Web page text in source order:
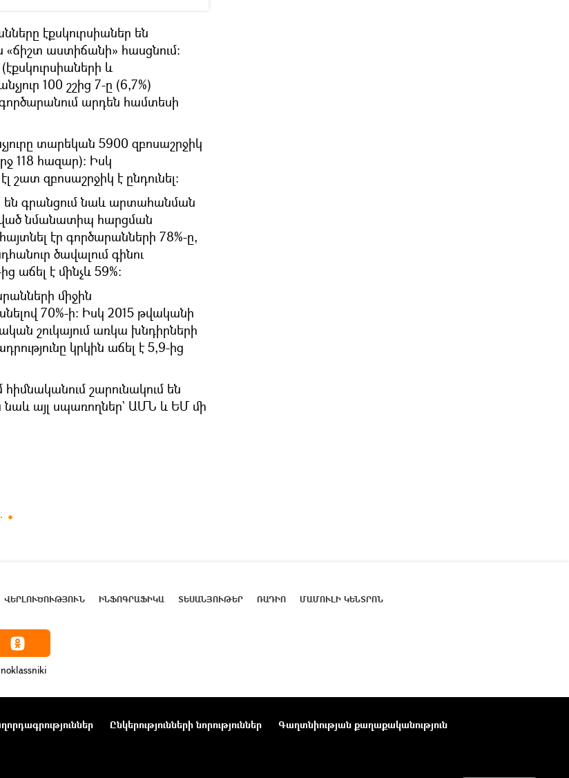
էքսկուրսիաներ են
«ճիշտ աստիճանի» հասցնում։
և
100 շշից 7-ը (6,7%)
արդեն համտեսի
տարեկան 5900 զբոսաշրջիկ
118 հազար)։ Իսկ
շատ զբոսաշրջիկ է ընդունել։
են գրանցում նաև արտահանման
նմանատիպ հարցման
էր գործարանների 78%-ը,
ծավալում գինու
է մինչև 59%։
միջին
70%-ի։ Իսկ 2015 թվականի
շուկայում առկա խնդիրների
կրկին աճել է 5,9-ից
շարունակում են
նաև այլ սպառողներ` ԱՄՆ և ԵՄ մի
ՎԵՐԼՈՒԾՈՒԹՅՈՒՆ ԻՆՖՈԳՐԱՖԻԿԱ ՏԵՍԱՆՅՈՒԹԵՐ ՌԱԴԻՈ ՄԱՄՈՒԼԻ ԿԵՆՏՐՈՆ
Ընկերությունների նորություններ
Գաղտնիության քաղաքականություն